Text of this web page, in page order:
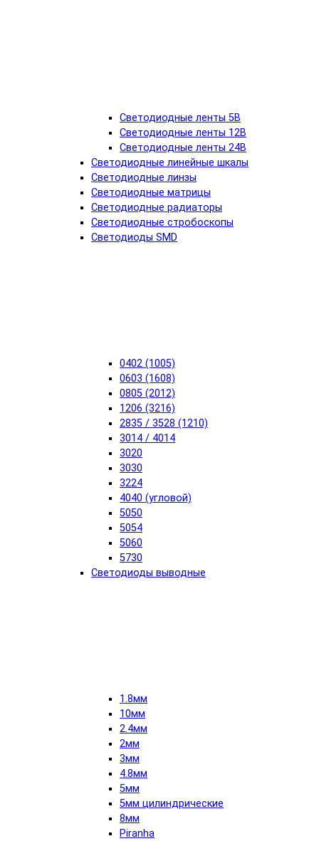
Светодиодные ленты 5В
Светодиодные ленты 12В
Светодиодные ленты 24В
Светодиодные линейные шкалы
Светодиодные линзы
Светодиодные матрицы
Светодиодные радиаторы
Светодиодные стробоскопы
Светодиоды SMD
0402 (1005)
0603 (1608)
0805 (2012)
1206 (3216)
2835 / 3528 (1210)
3014 / 4014
3020
3030
3224
4040 (угловой)
5050
5054
5060
5730
Светодиоды выводные
1.8мм
10мм
2.4мм
2мм
3мм
4.8мм
5мм
5мм цилиндрические
8мм
Piranha